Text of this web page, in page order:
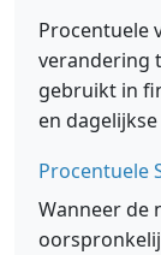
Procentuele
verandering
gebruikt in
en
Procentuele
Wanneer de